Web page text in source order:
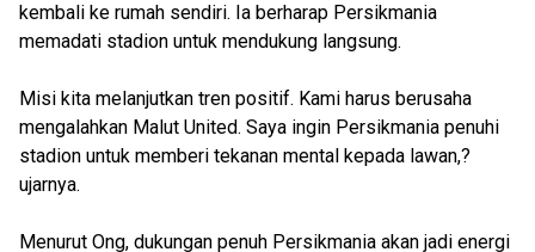
kembali ke rumah sendiri. Ia berharap Persikmania
memadati stadion untuk mendukung langsung.
Misi kita melanjutkan tren positif. Kami harus berusaha
mengalahkan Malut United. Saya ingin Persikmania penuhi
stadion untuk memberi tekanan mental kepada lawan,?
ujarnya.
Menurut Ong, dukungan penuh Persikmania akan jadi energi